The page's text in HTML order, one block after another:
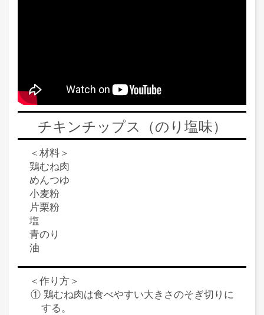
チキンチップス（のり塩味）
＜材料＞
鶏むね肉
めんつゆ
小麦粉
片栗粉
塩
青のり
油
＜作り方＞
① 鶏むね肉は食べやすい大きさのそぎ切りに
する。